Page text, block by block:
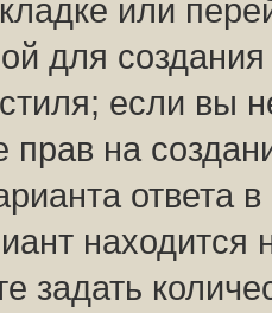
или
для
если вы
прав на
ответа
находится
задать